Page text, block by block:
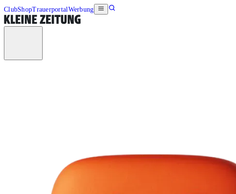
ClubShopTrauerportalWerbung